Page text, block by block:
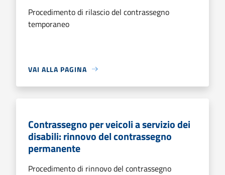
Procedimento di rilascio del contrassegno
temporaneo
VAI ALLA PAGINA
Contrassegno per veicoli a servizio dei
disabili: rinnovo del contrassegno
permanente
Procedimento di rinnovo del contrassegno